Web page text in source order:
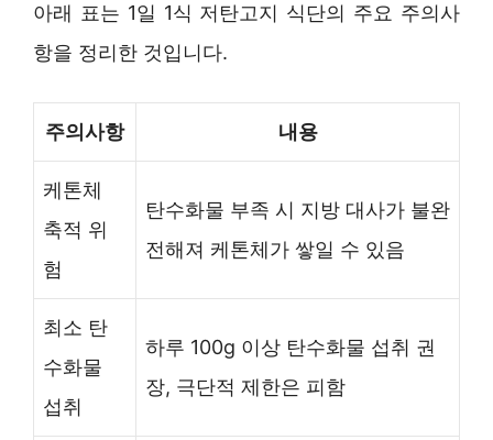
아래 표는 1일 1식 저탄고지 식단의 주요 주의사
항을 정리한 것입니다.
주의사항 내용
케톤체
축적 위
험
탄수화물 부족 시 지방 대사가 불완
전해져 케톤체가 쌓일 수 있음
최소 탄
수화물
섭취
하루 100g 이상 탄수화물 섭취 권
장, 극단적 제한은 피함